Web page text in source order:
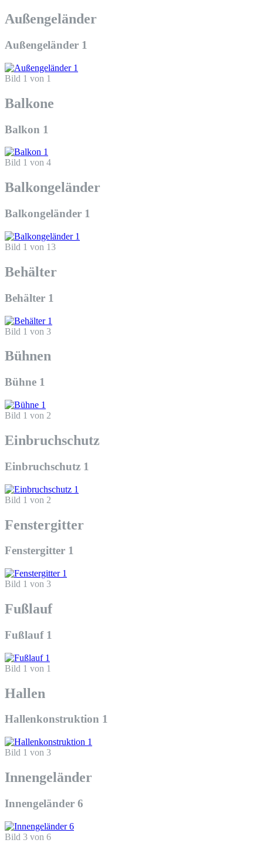
Außengeländer
Außengeländer 1
Bild 1 von 1
Balkone
Balkon 1
Bild 1 von 4
Balkongeländer
Balkongeländer 1
Bild 1 von 13
Behälter
Behälter 1
Bild 1 von 3
Bühnen
Bühne 1
Bild 1 von 2
Einbruchschutz
Einbruchschutz 1
Bild 1 von 2
Fenstergitter
Fenstergitter 1
Bild 1 von 3
Fußlauf
Fußlauf 1
Bild 1 von 1
Hallen
Hallenkonstruktion 1
Bild 1 von 3
Innengeländer
Innengeländer 6
Bild 3 von 6